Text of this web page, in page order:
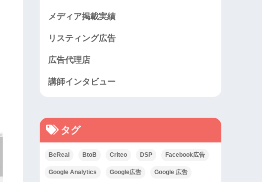
メディア掲載実績
リスティング広告
広告代理店
講師インタビュー
タグ
BeReal BtoB Criteo DSP Facebook広告
Google Analytics Google広告 Google 広告